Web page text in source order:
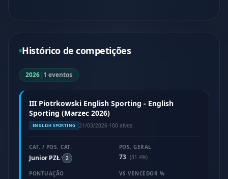
Histórico de competições
2026| 1 eventos
III Piotrkowski English Sporting - English
Sporting (Marzec 2026)
ENGLISH SPORTING 21/03/2026·100 alvos
CAT. / POS. CAT.
Junior PZŁ/ 2
POS. GERAL
73 (31.4%)
PONTUAÇÃO
VS VENCEDOR %